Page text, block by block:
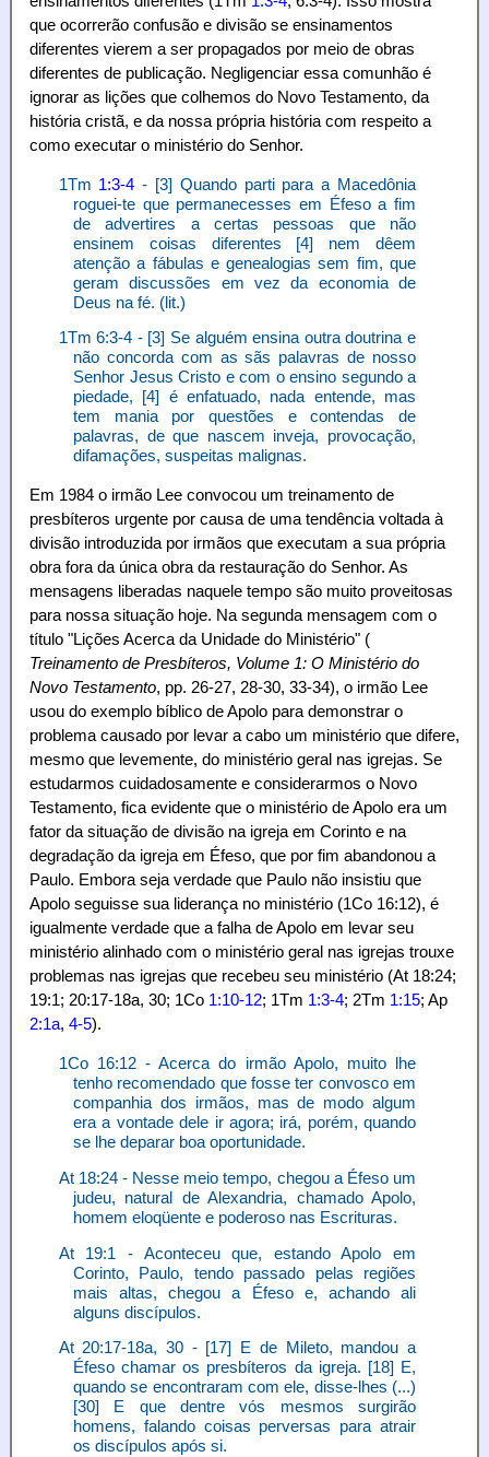
que ocorrerão confusão e divisão se ensinamentos
diferentes vierem a ser propagados por meio de obras
diferentes de publicação. Negligenciar essa comunhão é
ignorar as lições que colhemos do Novo Testamento, da
história cristã, e da nossa própria história com respeito a
como executar o ministério do Senhor.
1Tm 1:3-4 - [3] Quando parti para a Macedônia
roguei-te que permanecesses em Éfeso a fim
de advertires a certas pessoas que não
ensinem coisas diferentes [4] nem dêem
atenção a fábulas e genealogias sem fim, que
geram discussões em vez da economia de
Deus na fé. (lit.)
1Tm 6:3-4 - [3] Se alguém ensina outra doutrina e
não concorda com as sãs palavras de nosso
Senhor Jesus Cristo e com o ensino segundo a
piedade, [4] é enfatuado, nada entende, mas
tem mania por questões e contendas de
palavras, de que nascem inveja, provocação,
difamações, suspeitas malignas.
Em 1984 o irmão Lee convocou um treinamento de
presbíteros urgente por causa de uma tendência voltada à
divisão introduzida por irmãos que executam a sua própria
obra fora da única obra da restauração do Senhor. As
mensagens liberadas naquele tempo são muito proveitosas
para nossa situação hoje. Na segunda mensagem com o
título "Lições Acerca da Unidade do Ministério" (
Treinamento de Presbíteros, Volume 1: O Ministério do
Novo Testamento, pp. 26-27, 28-30, 33-34), o irmão Lee
usou do exemplo bíblico de Apolo para demonstrar o
problema causado por levar a cabo um ministério que difere,
mesmo que levemente, do ministério geral nas igrejas. Se
estudarmos cuidadosamente e considerarmos o Novo
Testamento, fica evidente que o ministério de Apolo era um
fator da situação de divisão na igreja em Corinto e na
degradação da igreja em Éfeso, que por fim abandonou a
Paulo. Embora seja verdade que Paulo não insistiu que
Apolo seguisse sua liderança no ministério (1Co 16:12), é
igualmente verdade que a falha de Apolo em levar seu
ministério alinhado com o ministério geral nas igrejas trouxe
problemas nas igrejas que recebeu seu ministério (At 18:24;
19:1; 20:17-18a, 30; 1Co 1:10-12; 1Tm 1:3-4; 2Tm 1:15; Ap
2:1a, 4-5).
1Co 16:12 - Acerca do irmão Apolo, muito lhe
tenho recomendado que fosse ter convosco em
companhia dos irmãos, mas de modo algum
era a vontade dele ir agora; irá, porém, quando
se lhe deparar boa oportunidade.
At 18:24 - Nesse meio tempo, chegou a Éfeso um
judeu, natural de Alexandria, chamado Apolo,
homem eloqüente e poderoso nas Escrituras.
At 19:1 - Aconteceu que, estando Apolo em
Corinto, Paulo, tendo passado pelas regiões
mais altas, chegou a Éfeso e, achando ali
alguns discípulos.
At 20:17-18a, 30 - [17] E de Mileto, mandou a
Éfeso chamar os presbíteros da igreja. [18] E,
quando se encontraram com ele, disse-lhes (...)
[30] E que dentre vós mesmos surgirão
homens, falando coisas perversas para atrair
os discípulos após si.